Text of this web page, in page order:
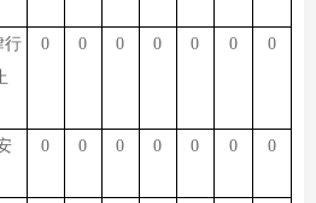
行
0 0 0 0 0 0 0
0 0 0 0 0 0 0